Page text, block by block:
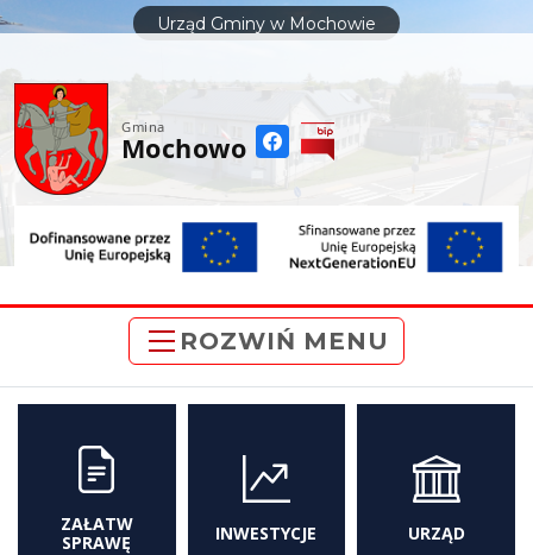
treści
Urząd Gminy w Mochowie
Gmina
Mochowo
ROZWIŃ MENU
ZAŁATW
SPRAWĘ
INWESTYCJE URZĄD